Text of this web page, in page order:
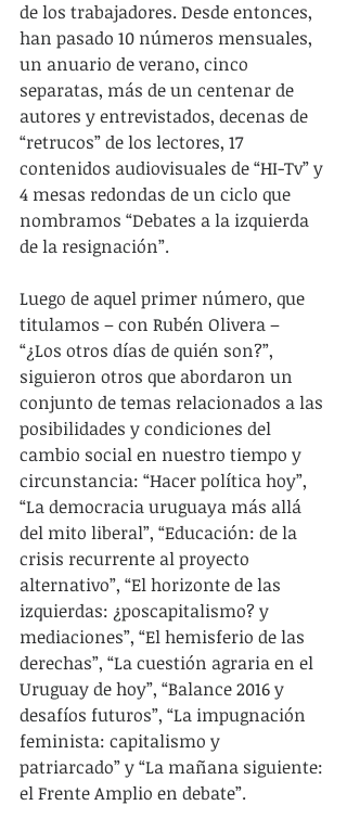
de los trabajadores. Desde entonces,
han pasado 10 números mensuales,
un anuario de verano, cinco
separatas, más de un centenar de
autores y entrevistados, decenas de
“retrucos” de los lectores, 17
contenidos audiovisuales de “HI-Tv” y
4 mesas redondas de un ciclo que
nombramos “Debates a la izquierda
de la resignación”.
Luego de aquel primer número, que
titulamos – con Rubén Olivera –
“¿Los otros días de quién son?”,
siguieron otros que abordaron un
conjunto de temas relacionados a las
posibilidades y condiciones del
cambio social en nuestro tiempo y
circunstancia: “Hacer política hoy”,
“La democracia uruguaya más allá
del mito liberal”, “Educación: de la
crisis recurrente al proyecto
alternativo”, “El horizonte de las
izquierdas: ¿poscapitalismo? y
mediaciones”, “El hemisferio de las
derechas”, “La cuestión agraria en el
Uruguay de hoy”, “Balance 2016 y
desafíos futuros”, “La impugnación
feminista: capitalismo y
patriarcado” y “La mañana siguiente:
el Frente Amplio en debate”.